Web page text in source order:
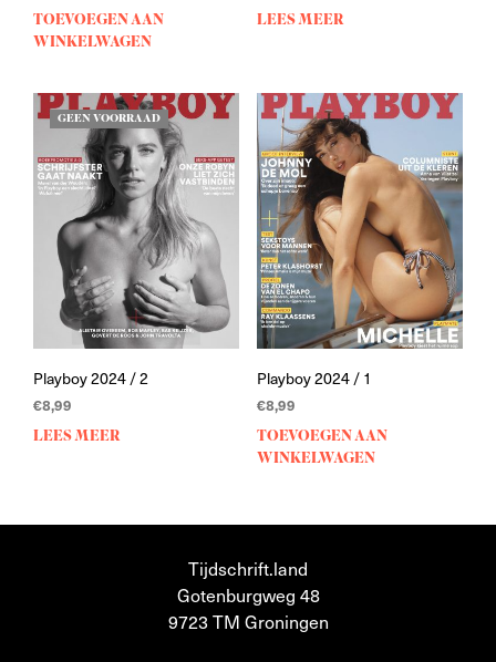
TOEVOEGEN AAN
WINKELWAGEN
LEES MEER
GEEN VOORRAAD
Playboy 2024 / 2
€8,99
LEES MEER
Playboy 2024 / 1
€8,99
TOEVOEGEN AAN
WINKELWAGEN
Tijdschrift.land
Gotenburgweg 48
9723 TM Groningen